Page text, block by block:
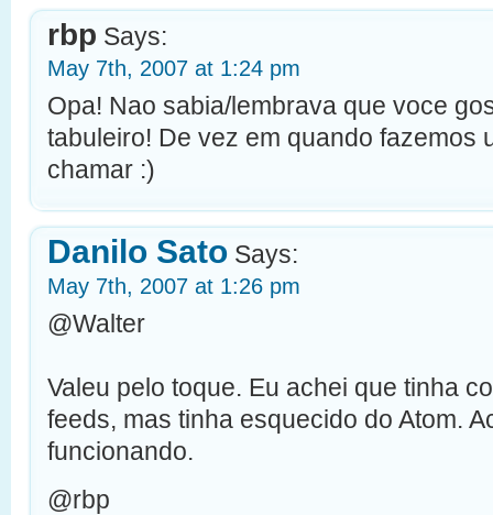
rbp Says:
May 7th, 2007 at 1:24 pm
Opa! Nao sabia/lembrava que voce
tabuleiro! De vez em quando fazemos
chamar :)
Danilo Sato Says:
May 7th, 2007 at 1:26 pm
@Walter
Valeu pelo toque. Eu achei que tinha
feeds, mas tinha esquecido do Atom.
funcionando.
@rbp